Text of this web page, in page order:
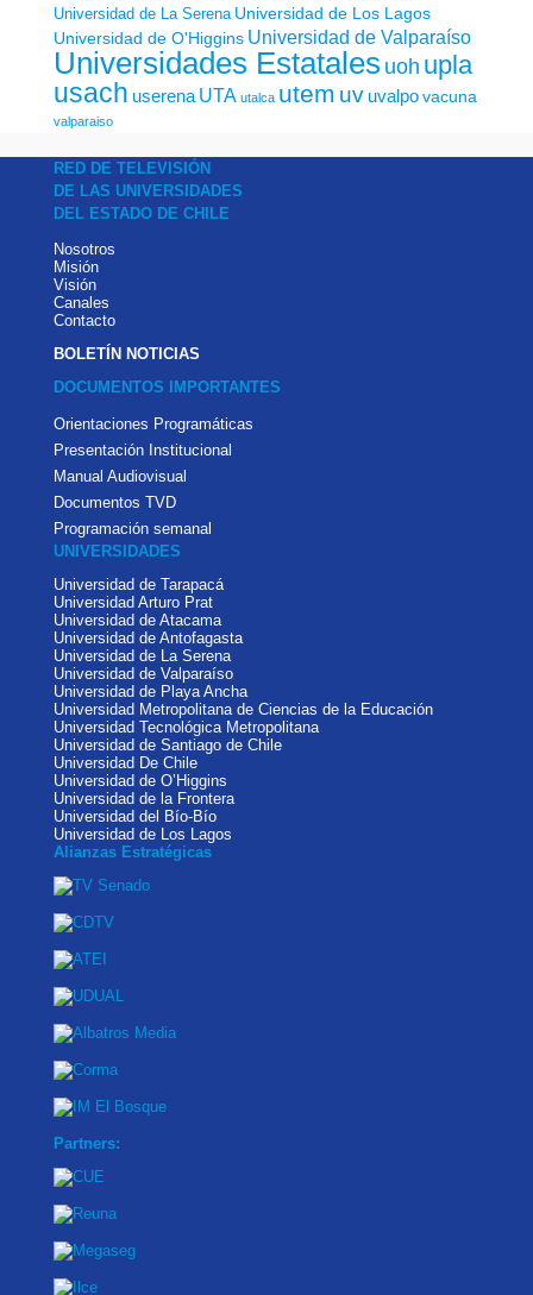
Universidad de La Serena Universidad de Los Lagos
Universidad de O'Higgins Universidad de Valparaíso
Universidades Estatales uoh upla
usach userena UTA utalca utem uv uvalpo vacuna
valparaiso
RED DE TELEVISIÓN
DE LAS UNIVERSIDADES
DEL ESTADO DE CHILE
Nosotros
Misión
Visión
Canales
Contacto
BOLETÍN NOTICIAS
DOCUMENTOS IMPORTANTES
Orientaciones Programáticas
Presentación Institucional
Manual Audiovisual
Documentos TVD
Programación semanal
UNIVERSIDADES
Universidad de Tarapacá
Universidad Arturo Prat
Universidad de Atacama
Universidad de Antofagasta
Universidad de La Serena
Universidad de Valparaíso
Universidad de Playa Ancha
Universidad Metropolitana de Ciencias de la Educación
Universidad Tecnológica Metropolitana
Universidad de Santiago de Chile
Universidad De Chile
Universidad de O’Higgins
Universidad de la Frontera
Universidad del Bío-Bío
Universidad de Los Lagos
Alianzas Estratégicas
Partners: